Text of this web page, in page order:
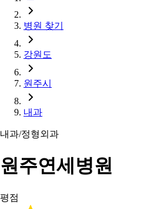
병원 찾기
강원도
원주시
내과
내과/정형외과
원주연세병원
평점